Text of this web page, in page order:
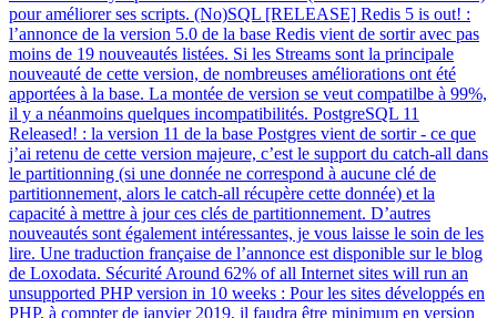
pour améliorer ses scripts. (No)SQL [RELEASE] Redis 5 is out! :
l’annonce de la version 5.0 de la base Redis vient de sortir avec pas
moins de 19 nouveautés listées. Si les Streams sont la principale
nouveauté de cette version, de nombreuses améliorations ont été
apportées à la base. La montée de version se veut compatilbe à 99%,
il y a néanmoins quelques incompatibilités. PostgreSQL 11
Released! : la version 11 de la base Postgres vient de sortir - ce que
j’ai retenu de cette version majeure, c’est le support du catch-all dans
le partitionning (si une donnée ne correspond à aucune clé de
partitionnement, alors le catch-all récupère cette donnée) et la
capacité à mettre à jour ces clés de partitionnement. D’autres
nouveautés sont également intéressantes, je vous laisse le soin de les
lire. Une traduction française de l’annonce est disponible sur le blog
de Loxodata. Sécurité Around 62% of all Internet sites will run an
unsupported PHP version in 10 weeks : Pour les sites développés en
PHP, à compter de janvier 2019, il faudra être minimum en version